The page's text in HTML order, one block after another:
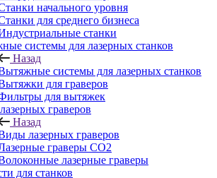
начального уровня
для среднего бизнеса
станки
системы для лазерных станков
Назад
системы для лазерных станков
для граверов
для вытяжек
граверов
Назад
лазерных граверов
граверы СО2
лазерные граверы
для станков